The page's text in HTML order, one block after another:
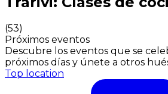
(53)
Próximos eventos
Descubre los eventos que se
próximos días y únete a otros
Top location